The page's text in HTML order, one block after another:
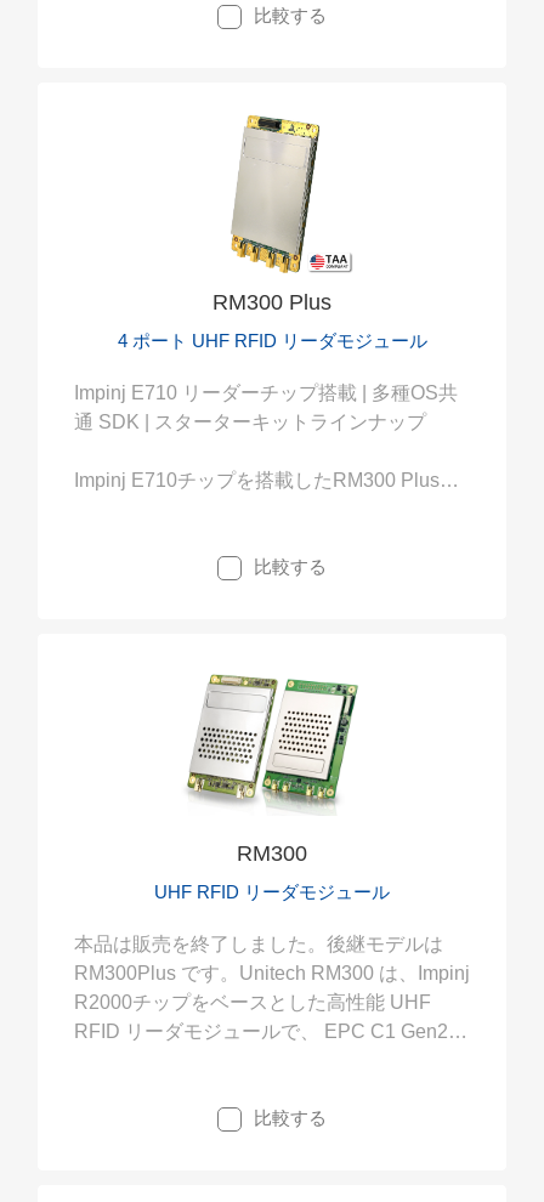
比較する
RM300 Plus
4 ポート UHF RFID リーダモジュール
Impinj E710 リーダーチップ搭載 | 多種OS共
通 SDK | スターターキットラインナップ
Impinj E710チップを搭載したRM300 Plus
応が可能です。高感度チップと充実のSDKサ
比較する
RM300
UHF RFID リーダモジュール
本品は販売を終了しました。後継モデルは
RM300Plus です。Unitech RM300 は、Impinj
R2000チップをベースとした高性能 UHF
RFID リーダモジュールで、 EPC C1 Gen2 /
RFID デバイスメーカーは、 費用対効果と高
比較する